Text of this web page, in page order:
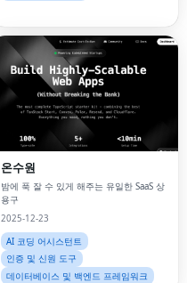
온수원
밤에 푹 잘 수 있게 해주는 유일한 SaaS 상
용구
2025-12-23
AI 코딩 어시스턴트
인증 및 신원 도구
데이터베이스 및 백엔드 프레임워크